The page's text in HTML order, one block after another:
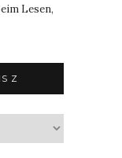
Lesen,
Z